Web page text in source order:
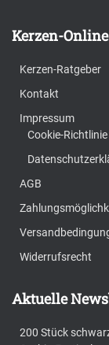
Kerzen-
Kerzen-Ratgeber
Kontakt
Impressum
Cookie-Richtlinie
AGB
Widerrufsrecht
Aktuelle
200 Stück